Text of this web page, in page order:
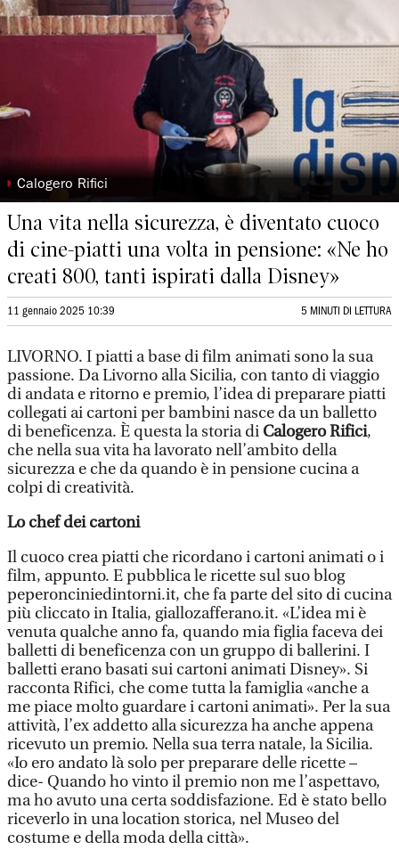
◗ Calogero Rifici
Una vita nella sicurezza, è diventato cuoco
di cine-piatti una volta in pensione: «Ne ho
creati 800, tanti ispirati dalla Disney»
11 gennaio 2025 10:39 5 MINUTI DI LETTURA
LIVORNO. I piatti a base di film animati sono la sua
passione. Da Livorno alla Sicilia, con tanto di viaggio
di andata e ritorno e premio, l’idea di preparare piatti
collegati ai cartoni per bambini nasce da un balletto
di beneficenza. È questa la storia di Calogero Rifici,
che nella sua vita ha lavorato nell’ambito della
sicurezza e che da quando è in pensione cucina a
colpi di creatività.
Lo chef dei cartoni
Il cuoco crea piatti che ricordano i cartoni animati o i
film, appunto. E pubblica le ricette sul suo blog
peperonciniedintorni.it, che fa parte del sito di cucina
più cliccato in Italia, giallozafferano.it. «L’idea mi è
venuta qualche anno fa, quando mia figlia faceva dei
balletti di beneficenza con un gruppo di ballerini. I
balletti erano basati sui cartoni animati Disney». Si
racconta Rifici, che come tutta la famiglia «anche a
me piace molto guardare i cartoni animati». Per la sua
attività, l’ex addetto alla sicurezza ha anche appena
ricevuto un premio. Nella sua terra natale, la Sicilia.
«Io ero andato là solo per preparare delle ricette –
dice- Quando ho vinto il premio non me l’aspettavo,
ma ho avuto una certa soddisfazione. Ed è stato bello
riceverlo in una location storica, nel Museo del
costume e della moda della città».